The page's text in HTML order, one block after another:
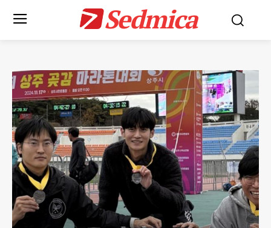
Sedmica